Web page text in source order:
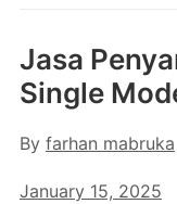
Jasa
Single
By farhan mabruka
January 15, 2025